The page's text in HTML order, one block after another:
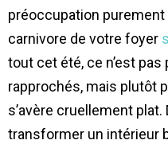
préoccupation
carnivore de votre foyer
tout cet été, ce n’est
rapprochés, mais plutôt
s’avère cruellement
transformer un intérieur